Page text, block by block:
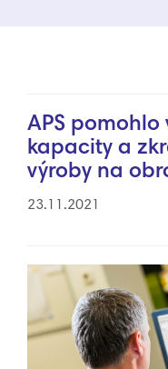
APS pomohlo
kapacity a
výroby na
23.11.2021